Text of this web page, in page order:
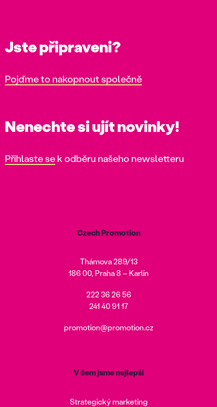
Jste připraveni?
Pojďme to nakopnout společně
Nenechte si ujít novinky!
Přihlaste sek odběru našeho newsletteru
Czech Promotion
Thámova 289/13
186 00, Praha 8 – Karlín
222 36 26 56
241 40 91 17
promotion@promotion.cz
V čem jsme nejlepší
Strategický marketing